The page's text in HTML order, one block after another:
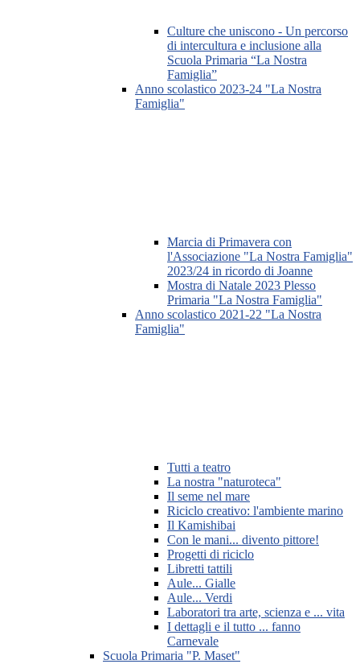
Culture che uniscono - Un percorso
di intercultura e inclusione alla
Scuola Primaria “La Nostra
Famiglia”
Anno scolastico 2023-24 "La Nostra
Famiglia"
Marcia di Primavera con
l'Associazione "La Nostra Famiglia"
2023/24 in ricordo di Joanne
Mostra di Natale 2023 Plesso
Primaria "La Nostra Famiglia"
Anno scolastico 2021-22 "La Nostra
Famiglia"
Tutti a teatro
La nostra "naturoteca"
Il seme nel mare
Riciclo creativo: l'ambiente marino
Il Kamishibai
Con le mani... divento pittore!
Progetti di riciclo
Libretti tattili
Aule... Gialle
Aule... Verdi
Laboratori tra arte, scienza e ... vita
I dettagli e il tutto ... fanno
Carnevale
Scuola Primaria "P. Maset"